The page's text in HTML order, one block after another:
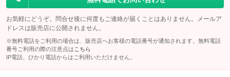
お気軽にどうぞ。問合せ後に何度もご連絡が届くことはありません。メールア
ドレスは販売店に公開されません。
※無料電話をご利用の場合は、販売店へお客様の電話番号が通知されます。無料電話
番号ご利用の際の注意点は こちら
IP電話、ひかり電話からはご利用いただけません。